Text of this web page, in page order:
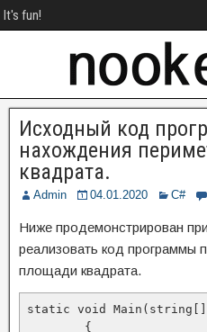
It's fun!
Исходный код
нахождения
квадрата.
Admin 04.01.2020 C#
Ниже продемонстрирован
реализовать код программы
площади квадрата.
static void Main(string[]
        {